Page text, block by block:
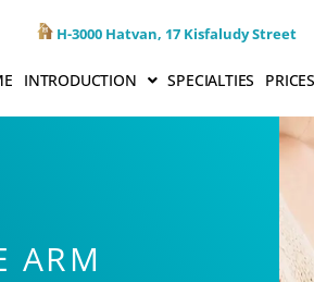
H-3000 Hatvan, 17 Kisfaludy Street
INTRODUCTION SPECIALTIES PRICES
ARM